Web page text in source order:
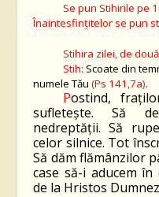
Se pun Stihirile pe
Înaintesfinţitelor se pun
Stihira zilei, de
Stih: Scoate din
numele Tău(Ps 141,7a).
Postind,
sufleteşte. Să
nedreptăţii. Să
celor silnice. Tot
Să dăm flămânzilor
case să-i aducem
de la Hristos